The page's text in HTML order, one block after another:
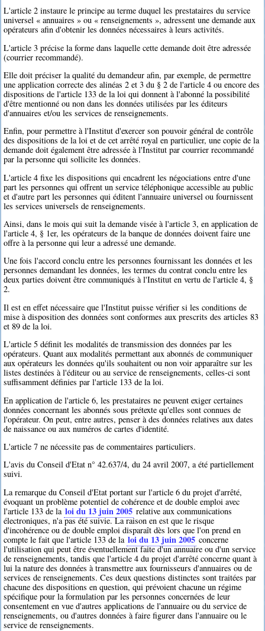
L'article 2 instaure le principe au terme duquel les prestataires du service
universel « annuaires » ou « renseignements », adressent une demande aux
opérateurs afin d'obtenir les données nécessaires à leurs activités.
L'article 3 précise la forme dans laquelle cette demande doit être adressée
(courrier recommandé).
Elle doit préciser la qualité du demandeur afin, par exemple, de permettre
une application correcte des alinéas 2 et 3 du § 2 de l'article 4 ou encore des
dispositions de l'article 133 de la loi qui donnent à l'abonné la possibilité
d'être mentionné ou non dans les données utilisées par les éditeurs
d'annuaires et/ou les services de renseignements.
Enfin, pour permettre à l'Institut d'exercer son pouvoir général de contrôle
des dispositions de la loi et de cet arrêté royal en particulier, une copie de la
demande doit également être adressée à l'Institut par courrier recommandé
par la personne qui sollicite les données.
L'article 4 fixe les dispositions qui encadrent les négociations entre d'une
part les personnes qui offrent un service téléphonique accessible au public
et d'autre part les personnes qui éditent l'annuaire universel ou fournissent
les services universels de renseignements.
Ainsi, dans le mois qui suit la demande visée à l'article 3, en application de
l'article 4, § 1er, les opérateurs de la banque de données doivent faire une
offre à la personne qui leur a adressé une demande.
Une fois l'accord conclu entre les personnes fournissant les données et les
personnes demandant les données, les termes du contrat conclu entre les
deux parties doivent être communiqués à l'Institut en vertu de l'article 4, §
2.
Il est en effet nécessaire que l'Institut puisse vérifier si les conditions de
mise à disposition des données sont conformes aux prescrits des articles 83
et 89 de la loi.
L'article 5 définit les modalités de transmission des données par les
opérateurs. Quant aux modalités permettant aux abonnés de communiquer
aux opérateurs les données qu'ils souhaitent ou non voir apparaître sur les
listes destinées à l'éditeur ou au service de renseignements, celles-ci sont
suffisamment définies par l'article 133 de la loi.
En application de l'article 6, les prestataires ne peuvent exiger certaines
données concernant les abonnés sous prétexte qu'elles sont connues de
l'opérateur. On peut, entre autres, penser à des données relatives aux dates
de naissance ou aux numéros de cartes d'identité.
L'article 7 ne nécessite pas de commentaires particuliers.
L'avis du Conseil d'Etat n° 42.637/4, du 24 avril 2007, a été partiellement
suivi.
La remarque du Conseil d'Etat portant sur l'article 6 du projet d'arrêté,
évoquant un problème potentiel de cohérence et de double emploi avec
l'article 133 de la loi du 13 juin 2005 relative aux communications
électroniques, n'a pas été suivie. La raison en est que le risque
d'incohérence ou de double emploi disparaît dès lors que l'on prend en
compte le fait que l'article 133 de la loi du 13 juin 2005 concerne
l'utilisation qui peut être éventuellement faite d'un annuaire ou d'un service
de renseignements, tandis que l'article 4 du projet d'arrêté concerne quant à
lui la nature des données à transmettre aux fournisseurs d'annuaires ou de
services de renseignements. Ces deux questions distinctes sont traitées par
chacune des dispositions en question, qui prévoient chacune un régime
spécifique pour la formulation par les personnes concernées de leur
consentement en vue d'autres applications de l'annuaire ou du service de
renseignements, ou d'autres données à faire figurer dans l'annuaire ou le
service de renseignements.